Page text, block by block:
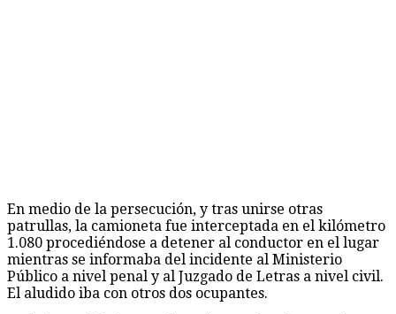
En medio de la persecución, y tras unirse otras
patrullas, la camioneta fue interceptada en el kilómetro
1.080 procediéndose a detener al conductor en el lugar
mientras se informaba del incidente al Ministerio
Público a nivel penal y al Juzgado de Letras a nivel civil.
El aludido iba con otros dos ocupantes.